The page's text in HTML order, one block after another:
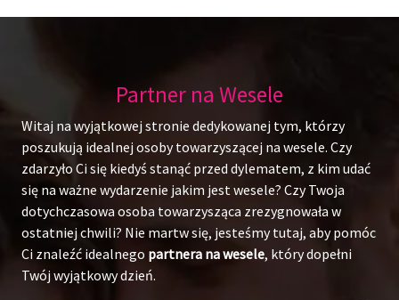
Partner na Wesele
Witaj na wyjątkowej stronie dedykowanej tym, którzy
poszukują idealnej osoby towarzyszącej na wesele. Czy
zdarzyło Ci się kiedyś stanąć przed dylematem, z kim udać
się na ważne wydarzenie jakim jest wesele? Czy Twoja
dotychczasowa osoba towarzysząca zrezygnowała w
ostatniej chwili? Nie martw się, jesteśmy tutaj, aby pomóc
Ci znaleźć idealnego partnera na wesele, który dopełni
Twój wyjątkowy dzień.